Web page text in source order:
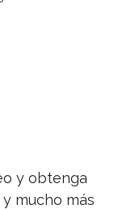
y obtenga
mucho más